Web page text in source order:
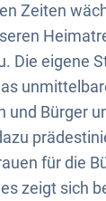
Zeiten
Die eigene
und Bürger
für die
zeigt sich